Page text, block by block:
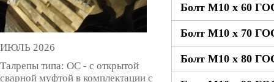
Болт М10 x 60
Болт М10 x 70
Болт М10 x 80
ИЮЛЬ 2026
Талрепы типа: ОС - с открытой
сварной муфтой в комплектации с